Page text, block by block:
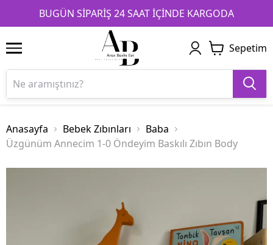
BUGÜN SİPARİŞ 24 SAAT İÇİNDE KARGODA
1 2 3
Sepetim
Anasayfa Bebek Zıbınları
Baba
Üzgünüm Annecim 1-0 Öndeyim Baskılı Zıbın Body